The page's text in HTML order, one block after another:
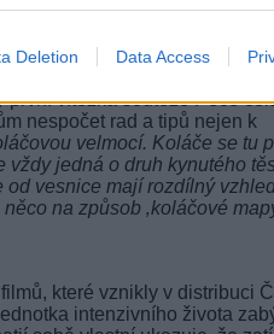
Deletion Data Access
ani cestování. Bratři Martin a
nad Labem bělouše
ukážou divákům stezky
i slezské kraje. Po českém a
první vítězka soutěže Peče
nespočet rad a tipů nejen k
velmocí. Koláče se tu
jedná o druh kynutého
vesnice mají rozdílný
na způsob ‚koláčové
které vznikly v distribuci
intenzivního života